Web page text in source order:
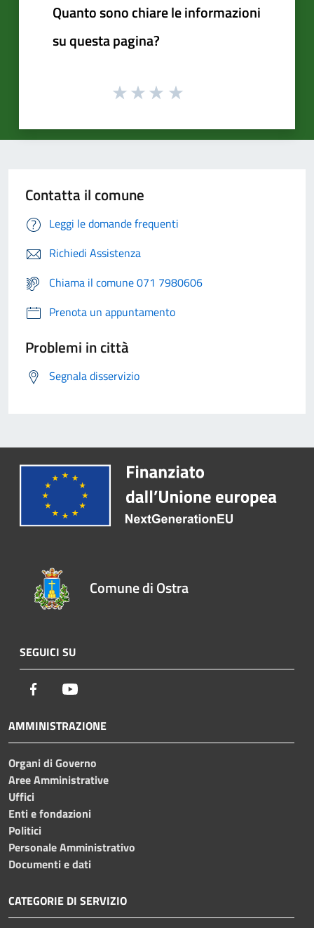
Quanto sono chiare le informazioni
su questa pagina?
Contatta il comune
Leggi le domande frequenti
Richiedi Assistenza
Chiama il comune 071 7980606
Prenota un appuntamento
Problemi in città
Segnala disservizio
Comune di Ostra
SEGUICI SU
Facebook
AMMINISTRAZIONE
Organi di Governo
Aree Amministrative
Uffici
Enti e fondazioni
Politici
Personale Amministrativo
Documenti e dati
CATEGORIE DI SERVIZIO